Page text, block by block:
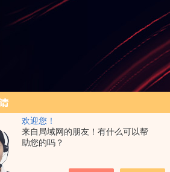
欢迎您！
来自局域网的朋友！有什么可以帮
助您的吗？